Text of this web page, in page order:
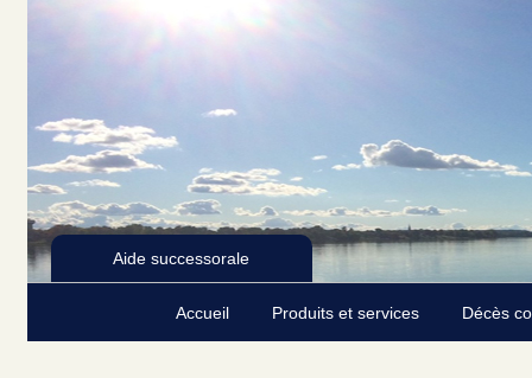
Aide successorale
Accueil Produits et services Décès